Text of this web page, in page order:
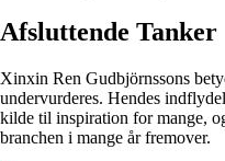
Afsluttende Tanker
Xinxin Ren Gudbjörnssons
undervurderes. Hendes
kilde til inspiration for mange,
branchen i mange år fremover.